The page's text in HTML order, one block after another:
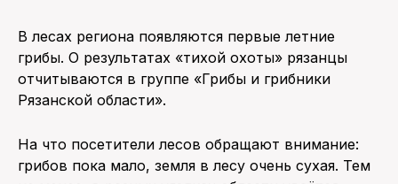
В лесах региона появляются первые летние
грибы. О результатах «тихой охоты» рязанцы
отчитываются в группе «Грибы и грибники
Рязанской области».
На что посетители лесов обращают внимание:
грибов пока мало, земля в лесу очень сухая. Тем